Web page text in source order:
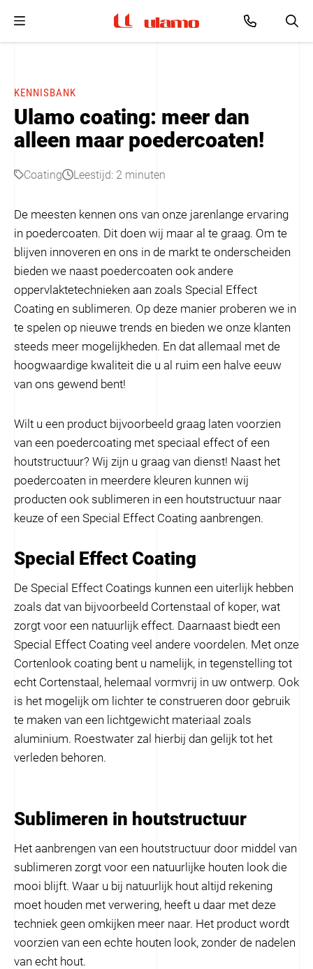
Ulamo
Diensten
Projecten
Diensten
Producten
Geschiedenis
Kwaliteit en certificering
NL
DE
KENNISBANK
Ulamo coating: meer dan
alleen maar poedercoaten!
Coating Leestijd: 2 minuten
De meesten kennen ons van onze jarenlange ervaring
in poedercoaten. Dit doen wij maar al te graag. Om te
blijven innoveren en ons in de markt te onderscheiden
bieden we naast poedercoaten ook andere
oppervlaktetechnieken aan zoals Special Effect
Coating en sublimeren. Op deze manier proberen we in
te spelen op nieuwe trends en bieden we onze klanten
steeds meer mogelijkheden. En dat allemaal met de
hoogwaardige kwaliteit die u al ruim een halve eeuw
van ons gewend bent!
Wilt u een product bijvoorbeeld graag laten voorzien
van een poedercoating met speciaal effect of een
houtstructuur? Wij zijn u graag van dienst! Naast het
poedercoaten in meerdere kleuren kunnen wij
producten ook sublimeren in een houtstructuur naar
keuze of een Special Effect Coating aanbrengen.
Special Effect Coating
De Special Effect Coatings kunnen een uiterlijk hebben
zoals dat van bijvoorbeeld Cortenstaal of koper, wat
zorgt voor een natuurlijk effect. Daarnaast biedt een
Special Effect Coating veel andere voordelen. Met onze
Cortenlook coating bent u namelijk, in tegenstelling tot
echt Cortenstaal, helemaal vormvrij in uw ontwerp. Ook
is het mogelijk om lichter te construeren door gebruik
te maken van een lichtgewicht materiaal zoals
aluminium. Roestwater zal hierbij dan gelijk tot het
verleden behoren.
Sublimeren in houtstructuur
Het aanbrengen van een houtstructuur door middel van
sublimeren zorgt voor een natuurlijke houten look die
mooi blijft. Waar u bij natuurlijk hout altijd rekening
moet houden met verwering, heeft u daar met deze
techniek geen omkijken meer naar. Het product wordt
voorzien van een echte houten look, zonder de nadelen
van echt hout.